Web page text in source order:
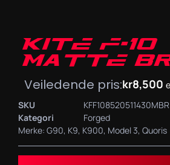
KITE F-10
MATTE
Veiledende pris:kr8,500
SKU
KFF108520511430MBR
Kategori
Forged
Merke: G90, K9, K900, Model 3, Quoris